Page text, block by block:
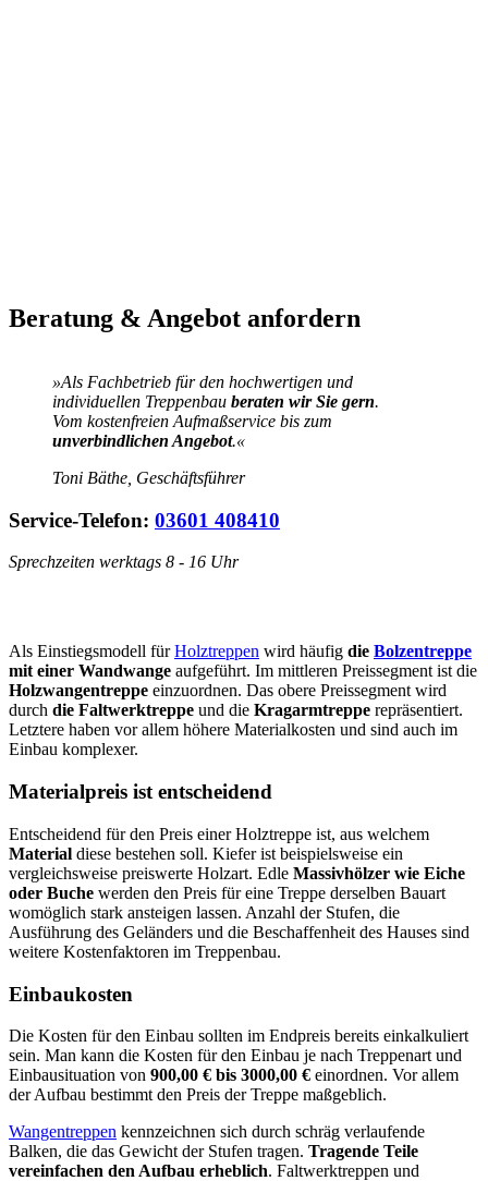
Beratung & Angebot anfordern
»Als Fachbetrieb für den hochwertigen und
individuellen Treppenbau beraten wir Sie gern.
Vom kostenfreien Aufmaßservice bis zum
unverbindlichen Angebot.«
Toni Bäthe, Geschäftsführer
Service-Telefon: 03601 408410
Sprechzeiten werktags 8 - 16 Uhr
Als Einstiegsmodell fürHolztreppen wird häufig die Bolzentreppe
mit einer Wandwange aufgeführt. Im mittleren Preissegment ist die
Holzwangentreppe einzuordnen. Das obere Preissegment wird
durch die Faltwerktreppe und die Kragarmtreppe repräsentiert.
Letztere haben vor allem höhere Materialkosten und sind auch im
Einbau komplexer.
Materialpreis ist entscheidend
Entscheidend für den Preis einer Holztreppe ist, aus welchem
Material diese bestehen soll. Kiefer ist beispielsweise ein
vergleichsweise preiswerte Holzart. Edle Massivhölzer wie Eiche
oder Buche werden den Preis für eine Treppe derselben Bauart
womöglich stark ansteigen lassen. Anzahl der Stufen, die
Ausführung des Geländers und die Beschaffenheit des Hauses sind
weitere Kostenfaktoren im Treppenbau.
Einbaukosten
Die Kosten für den Einbau sollten im Endpreis bereits einkalkuliert
sein. Man kann die Kosten für den Einbau je nach Treppenart und
Einbausituation von 900,00 € bis 3000,00 € einordnen. Vor allem
der Aufbau bestimmt den Preis der Treppe maßgeblich.
Wangentreppen kennzeichnen sich durch schräg verlaufende
Balken, die das Gewicht der Stufen tragen. Tragende Teile
vereinfachen den Aufbau erheblich. Faltwerktreppen und